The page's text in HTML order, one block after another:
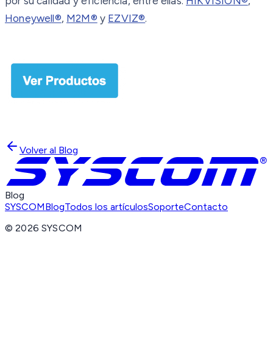
Honeywell®, M2M® y EZVIZ®.
Volver al Blog
Blog
SYSCOMBlogTodos los artículosSoporteContacto
©2026 SYSCOM